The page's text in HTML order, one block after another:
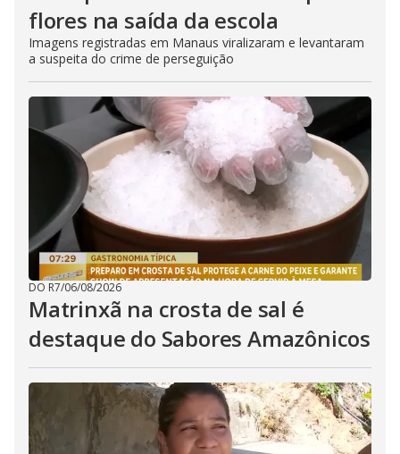
flores na saída da escola
Imagens registradas em Manaus viralizaram e levantaram
a suspeita do crime de perseguição
DO R7/06/08/2026
Matrinxã na crosta de sal é
destaque do Sabores Amazônicos